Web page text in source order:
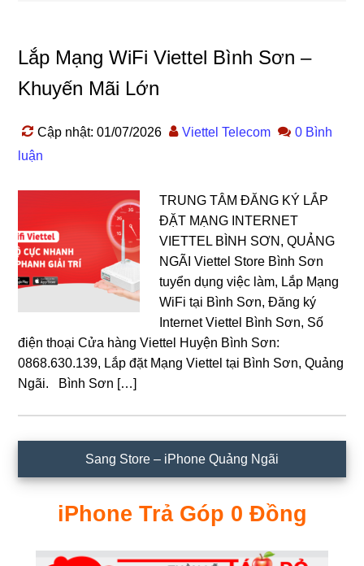
Lắp Mạng WiFi Viettel Bình Sơn –
Khuyến Mãi Lớn
Cập nhật: 01/07/2026 Viettel Telecom
0 Bình
luận
TRUNG TÂM ĐĂNG KÝ LẮP
ĐẶT MẠNG INTERNET
VIETTEL BÌNH SƠN, QUẢNG
NGÃI Viettel Store Bình Sơn
tuyển dụng việc làm, Lắp Mạng
WiFi tại Bình Sơn, Đăng ký
Internet Viettel Bình Sơn, Số
điện thoại Cửa hàng Viettel Huyện Bình Sơn:
0868.630.139, Lắp đặt Mạng Viettel tại Bình Sơn, Quảng
Ngãi. Bình Sơn […]
chính
Sang Store – iPhone Quảng Ngãi
iPhone Trả Góp 0 Đồng